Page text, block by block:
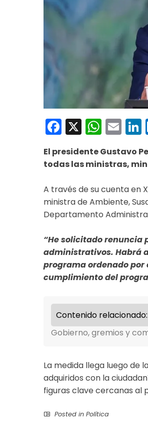
Facebook
X
El presidente Gustavo
todas las ministras,
A través de su cuenta en
ministra de Ambiente,
Departamento
“He solicitado
administrativos. Habrá
programa ordenado por
cumplimiento del
Contenido relacionado:
Gobierno, gremios y
La medida llega luego de
adquiridos con la
figuras clave cercanas al
Posted in Política